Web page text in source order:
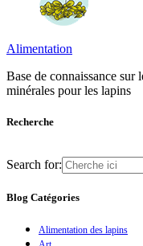
Alimentation
Base de connaissance sur
minérales pour les lapins
Recherche
Search for:
Blog Catégories
Alimentation des lapins